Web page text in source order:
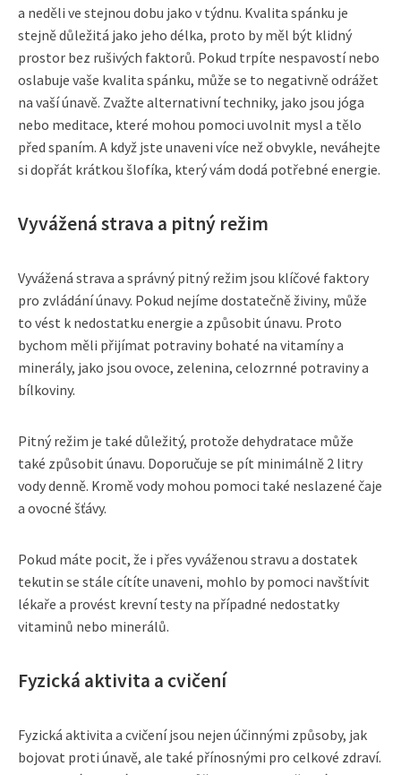
a neděli ve stejnou dobu jako v týdnu. Kvalita spánku je
stejně důležitá jako jeho délka, proto by měl být klidný
prostor bez rušivých faktorů. Pokud trpíte nespavostí nebo
oslabuje vaše kvalita spánku, může se to negativně odrážet
na vaší únavě. Zvažte alternativní techniky, jako jsou jóga
nebo meditace, které mohou pomoci uvolnit mysl a tělo
před spaním. A když jste unaveni více než obvykle, neváhejte
si dopřát krátkou šlofíka, který vám dodá potřebné energie.
Vyvážená strava a pitný režim
Vyvážená strava a správný pitný režim jsou klíčové faktory
pro zvládání únavy. Pokud nejíme dostatečně živiny, může
to vést k nedostatku energie a způsobit únavu. Proto
bychom měli přijímat potraviny bohaté na vitamíny a
minerály, jako jsou ovoce, zelenina, celozrnné potraviny a
bílkoviny.
Pitný režim je také důležitý, protože dehydratace může
také způsobit únavu. Doporučuje se pít minimálně 2 litry
vody denně. Kromě vody mohou pomoci také neslazené čaje
a ovocné šťávy.
Pokud máte pocit, že i přes vyváženou stravu a dostatek
tekutin se stále cítíte unaveni, mohlo by pomoci navštívit
lékaře a provést krevní testy na případné nedostatky
vitaminů nebo minerálů.
Fyzická aktivita a cvičení
Fyzická aktivita a cvičení jsou nejen účinnými způsoby, jak
bojovat proti únavě, ale také přínosnými pro celkové zdraví.